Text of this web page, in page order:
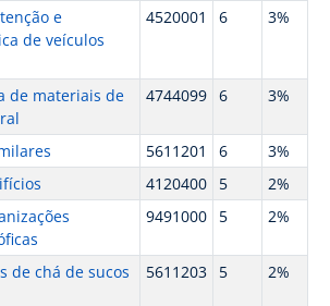
e
de veículos
4520001 6 3%
de materiais de
4744099 6 3%
5611201 6
3%
4120400 5
2%
9491000 5 2%
de chá de sucos
5611203 5 2%